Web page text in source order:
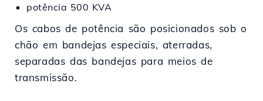
potência 500 KVA
Os cabos de potência são posicionados sob o
chão em bandejas especiais, aterradas,
separadas das bandejas para meios de
transmissão.